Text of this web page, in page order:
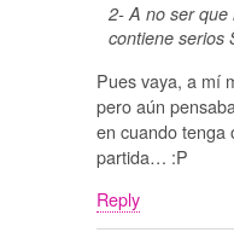
2- A no ser que
contiene serios
Pues vaya, a mí
pero aún
en cuando tenga
partida… :P
Reply